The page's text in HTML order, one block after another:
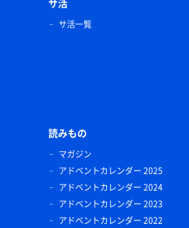
サ活
サ活一覧
読みもの
マガジン
アドベントカレンダー 2025
アドベントカレンダー 2024
アドベントカレンダー 2023
アドベントカレンダー 2022